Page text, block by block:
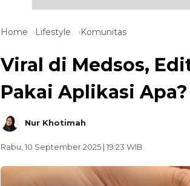
Home Lifestyle Komunitas
Viral di Medsos,
Pakai Aplikasi Apa?
Nur Khotimah
Rabu, 10 September 2025 | 19:23 WIB